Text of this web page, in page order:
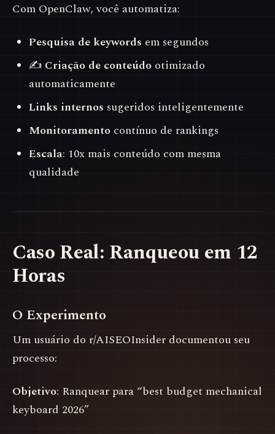
Com OpenClaw, você automatiza:
Pesquisa de keywords em segundos
✍ Criação de conteúdo otimizado
automaticamente
Links internos sugeridos inteligentemente
Monitoramento contínuo de rankings
Escala: 10x mais conteúdo com mesma
qualidade
Caso Real: Ranqueou em 12
Horas
O Experimento
Um usuário do r/AISEOInsider documentou seu
processo:
Objetivo: Ranquear para “best budget mechanical
keyboard 2026”